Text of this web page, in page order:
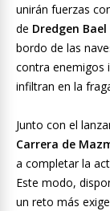
unirán fuerzas
de Dredgen Bael
bordo de las
contra enemigos
infiltran en la
Junto con el
Carrera de
a completar la
Este modo,
un reto más